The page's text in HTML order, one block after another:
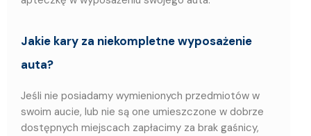
Jakie kary za niekompletne wyposażenie
auta?
Jeśli nie posiadamy wymienionych przedmiotów w
swoim aucie, lub nie są one umieszczone w dobrze
dostępnych miejscach zapłacimy za brak gaśnicy,